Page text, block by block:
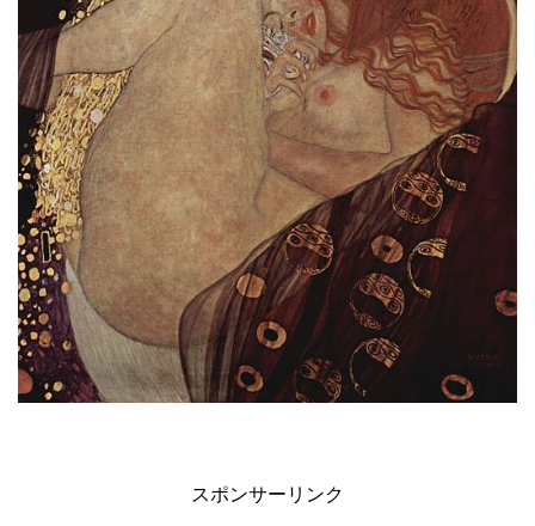
スポンサーリンク